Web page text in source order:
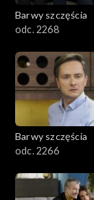
Barwy szczęścia
odc. 2268
Barwy szczęścia
odc. 2266